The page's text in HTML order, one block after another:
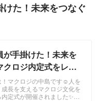
た！未来をつなぐ
が手掛けた！未来を
クロジ内定式をレポ
新ニュース
！マクロジの中島です☺人を
長を支えるマクロジ文化を
定式が開催されました✨マ